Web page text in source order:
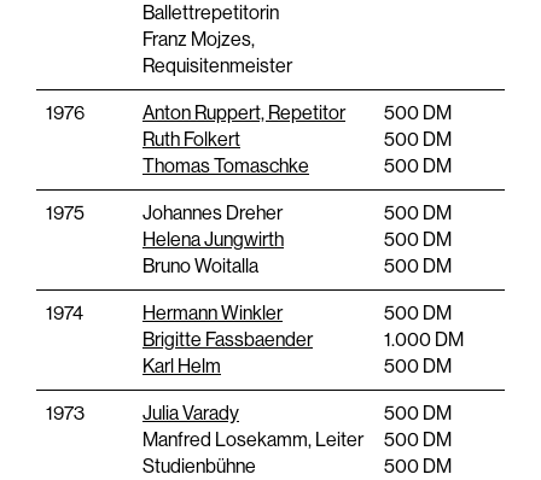
Ballettrepetitorin
Franz Mojzes,
Requisitenmeister
1976
Anton Ruppert, Repetitor
Ruth Folkert
Thomas Tomaschke
500 DM
500 DM
500 DM
1975
Johannes Dreher
Helena Jungwirth
Bruno Woitalla
500 DM
500 DM
500 DM
1974
Hermann Winkler
Brigitte Fassbaender
Karl Helm
500 DM
1.000 DM
500 DM
1973
Julia Varady
Manfred Losekamm, Leiter
Studienbühne
500 DM
500 DM
500 DM